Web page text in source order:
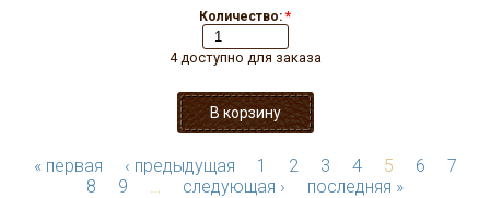
Количество: *
4 доступно для заказа
« первая ‹ предыдущая 1 2 3 4 5 6
7
8
9 … следующая › последняя »